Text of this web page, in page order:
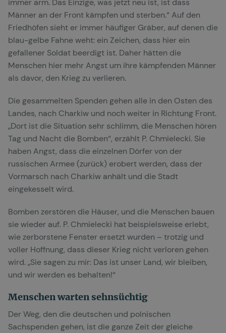
Männer an der Front kämpfen und sterben.“ Auf den
Friedhöfen sieht er immer häufiger Gräber, auf denen die
blau-gelbe Fahne weht: ein Zeichen, dass hier ein
gefallener Soldat beerdigt ist. Daher hätten die
Menschen hier mehr Angst um ihre kämpfenden Männer
als davor, den Krieg zu verlieren.
Die gesammelten Spenden gehen alle in den Osten des
Landes, nach Charkiw und noch weiter in Richtung Front.
„Dort ist die Situation sehr schlimm, die Menschen hören
Tag und Nacht die Bomben“, erzählt P. Chmielecki. Sie
haben Angst, dass die einzelnen Dörfer von der
russischen Armee (zurück) erobert werden, dass der
Vormarsch nach Charkiw anhält und die Stadt
eingekesselt wird.
Bomben zerstören die Häuser, und die Menschen bauen
sie wieder auf. P. Chmielecki hat beispielsweise erlebt,
wie zerborstene Fenster ersetzt wurden – trotzig und
voller Hoffnung, dass dieser Krieg nicht verloren gehen
wird. „Sie sagen zu mir: Das ist unser Land, wir bleiben,
und wir werden es behalten!“
Menschen warten sehnsüchtig
Der Weg, den die deutschen und polnischen
Sachspenden gehen, ist die ganze Zeit der gleiche